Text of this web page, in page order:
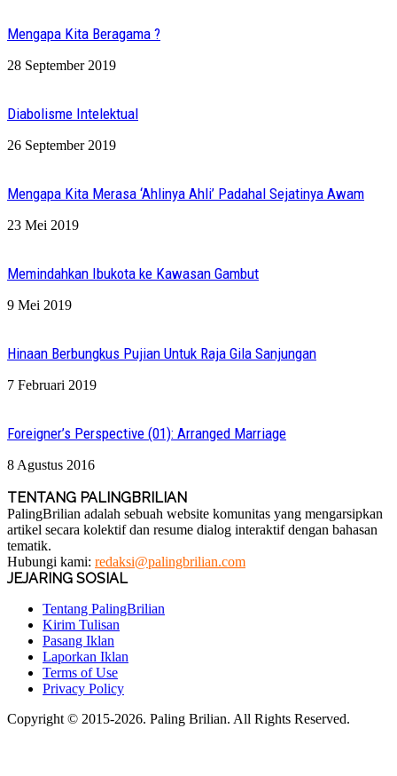
Mengapa Kita Beragama ?
28 September 2019
Diabolisme Intelektual
26 September 2019
Mengapa Kita Merasa ‘Ahlinya Ahli’ Padahal Sejatinya Awam
23 Mei 2019
Memindahkan Ibukota ke Kawasan Gambut
9 Mei 2019
Hinaan Berbungkus Pujian Untuk Raja Gila Sanjungan
7 Februari 2019
Foreigner’s Perspective (01): Arranged Marriage
8 Agustus 2016
TENTANG PALINGBRILIAN
PalingBrilian adalah sebuah website komunitas yang mengarsipkan
artikel secara kolektif dan resume dialog interaktif dengan bahasan
tematik.
Hubungi kami: redaksi@palingbrilian.com
JEJARING SOSIAL
Tentang PalingBrilian
Kirim Tulisan
Pasang Iklan
Laporkan Iklan
Terms of Use
Privacy Policy
Copyright © 2015-2026. Paling Brilian. All Rights Reserved.